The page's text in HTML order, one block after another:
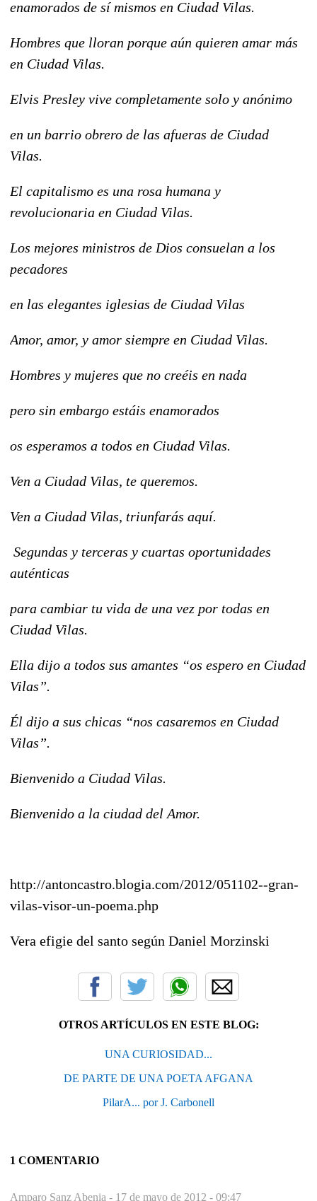
enamorados de sí mismos en Ciudad Vilas.
Hombres que lloran porque aún quieren amar más
en Ciudad Vilas.
Elvis Presley vive completamente solo y anónimo
en un barrio obrero de las afueras de Ciudad
Vilas.
El capitalismo es una rosa humana y
revolucionaria en Ciudad Vilas.
Los mejores ministros de Dios consuelan a los
pecadores
en las elegantes iglesias de Ciudad Vilas
Amor, amor, y amor siempre en Ciudad Vilas.
Hombres y mujeres que no creéis en nada
pero sin embargo estáis enamorados
os esperamos a todos en Ciudad Vilas.
Ven a Ciudad Vilas, te queremos.
Ven a Ciudad Vilas, triunfarás aquí.
Segundas y terceras y cuartas oportunidades
auténticas
para cambiar tu vida de una vez por todas en
Ciudad Vilas.
Ella dijo a todos sus amantes “os espero en Ciudad
Vilas”.
Él dijo a sus chicas “nos casaremos en Ciudad
Vilas”.
Bienvenido a Ciudad Vilas.
Bienvenido a la ciudad del Amor.
http://antoncastro.blogia.com/2012/051102--gran-
vilas-visor-un-poema.php
Vera efigie del santo según Daniel Morzinski
OTROS ARTÍCULOS EN ESTE BLOG:
UNA CURIOSIDAD...
DE PARTE DE UNA POETA AFGANA
PilarA... por J. Carbonell
1 COMENTARIO
Amparo Sanz Abenia - 17 de mayo de 2012 - 09:47